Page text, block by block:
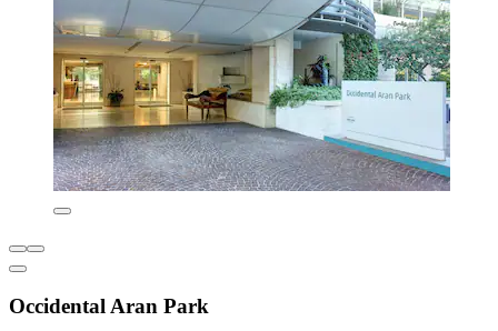
Occidental Aran Park